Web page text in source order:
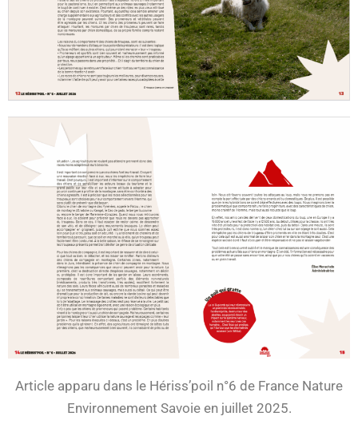
Article apparu dans le Hériss’poil n°6 de France Nature
Environnement Savoie en juillet 2025.